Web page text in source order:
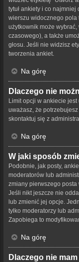
tytuł ankiety i co
wierszu widocznego pola
użytkownik może
czasowego), a także
głosu. Jeśli nie widzisz
tworzenia ankiet.
Na górę
Dlaczego nie
Limit opcji w ankiecie
uważasz, że
skontaktuj się z
Na górę
W jaki sposób
Podobnie, jak posty,
moderatorów lub
zmiany pierwszego posta
Jeśli nikt jeszcze nie
lub zmienić jej opcje.
tylko moderatorzy lub
Zapobiega to
Na górę
Dlaczego nie